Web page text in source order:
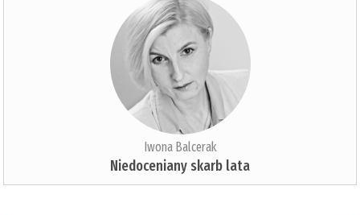
Iwona Balcerak
Niedoceniany skarb lata